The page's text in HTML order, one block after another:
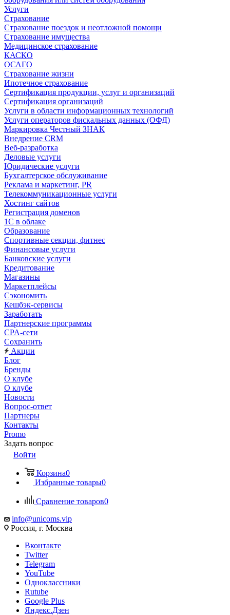
Услуги
Страхование
Страхование поездок и неотложной помощи
Страхование имущества
Медицинское страхование
КАСКО
ОСАГО
Страхование жизни
Ипотечное страхование
Сертификация продукции, услуг и организаций
Сертификация организаций
Услуги в области информационных технологий
Услуги операторов фискальных данных (ОФД)
Маркировка Честный ЗНАК
Внедрение CRM
Веб-разработка
Деловые услуги
Юридические услуги
Бухгалтерское обслуживание
Реклама и маркетинг, PR
Телекоммуникационные услуги
Хостинг сайтов
Регистрация доменов
1С в облаке
Образование
Спортивные секции, фитнес
Финансовые услуги
Банковские услуги
Кредитование
Магазины
Маркетплейсы
Сэкономить
Кешбэк-сервисы
Заработать
Партнерские программы
CPA-сети
Сохранить
Акции
Блог
Бренды
О клубе
О клубе
Новости
Вопрос-ответ
Партнеры
Контакты
Promo
Задать вопрос
Войти
Корзина0
Избранные товары0
Сравнение товаров0
info@unicoms.vip
Россия, г. Москва
Вконтакте
Twitter
Telegram
YouTube
Одноклассники
Rutube
Google Plus
Яндекс.Дзен